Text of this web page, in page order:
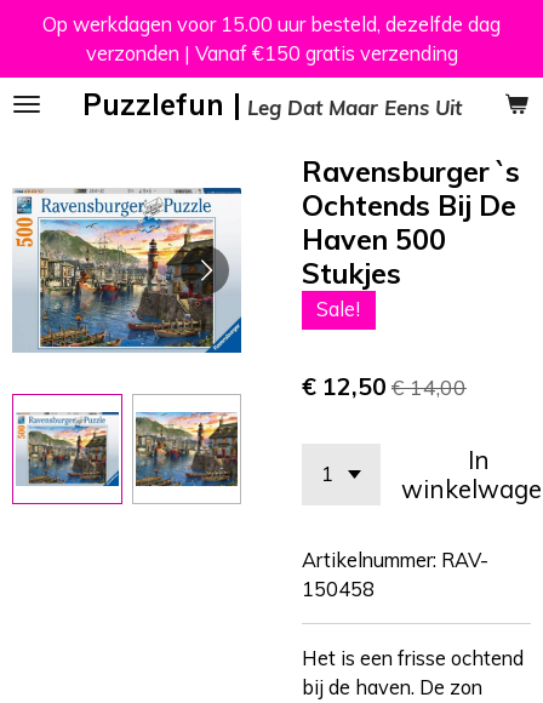
naar
de
Puzzlefun | Leg Dat Maar Eens Uit
Op werkdagen voor 15.00 uur besteld, dezelfde dag
verzonden | Vanaf €150 gratis verzending
Ravensburger `s
Ochtends Bij De
Haven 500
Stukjes
Sale!
€ 12,50 € 14,00
In
Artikelnummer: RAV-
150458
Het is een frisse ochtend
bij de haven. De zon